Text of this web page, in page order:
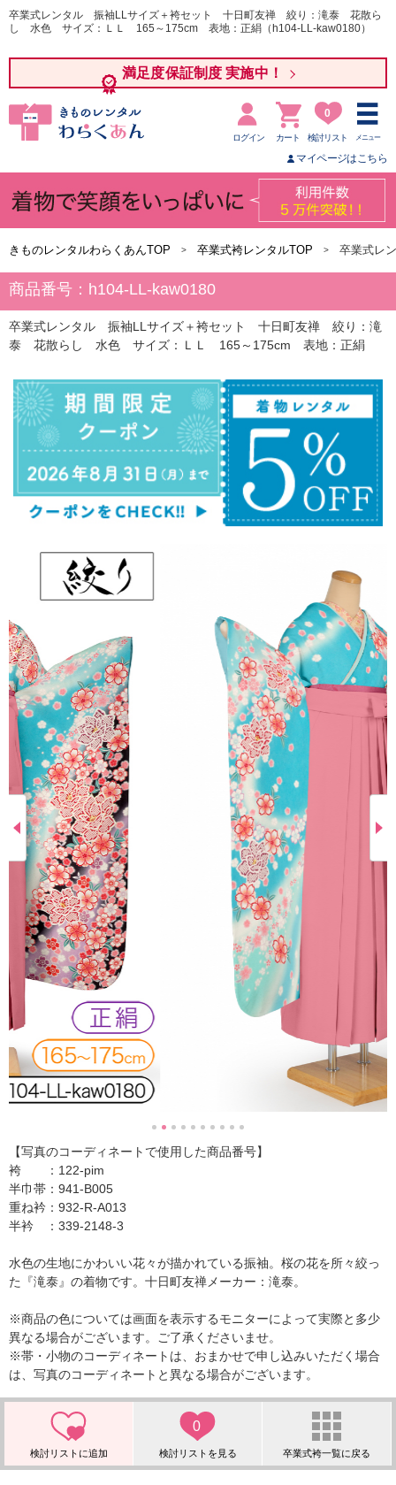
卒業式レンタル 振袖LLサイズ＋袴セット 十日町友禅 絞り：滝泰 花散ら
し 水色 サイズ：ＬＬ 165～175cm 表地：正絹（h104-LL-kaw0180）
満足度保証制度 実施中！
ログイン カート
0
検討リスト メニュー
マイページはこちら
きものレンタルわらくあんTOP 卒業式袴レンタルTOP 卒業式レ
商品番号：h104-LL-kaw0180
卒業式レンタル 振袖LLサイズ＋袴セット 十日町友禅 絞り：滝
泰 花散らし 水色 サイズ：ＬＬ 165～175cm 表地：正絹
【写真のコーディネートで使用した商品番号】
袴 ：122-pim
半巾帯：941-B005
重ね衿：932-R-A013
半衿 ：339-2148-3
水色の生地にかわいい花々が描かれている振袖。桜の花を所々絞っ
た『滝泰』の着物です。十日町友禅メーカー：滝泰。
※商品の色については画面を表示するモニターによって実際と多少
異なる場合がございます。ご了承くださいませ。
※帯・小物のコーディネートは、おまかせで申し込みいただく場合
は、写真のコーディネートと異なる場合がございます。
0